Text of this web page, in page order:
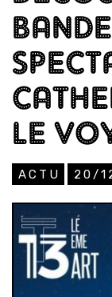
LE
ACTU 20/